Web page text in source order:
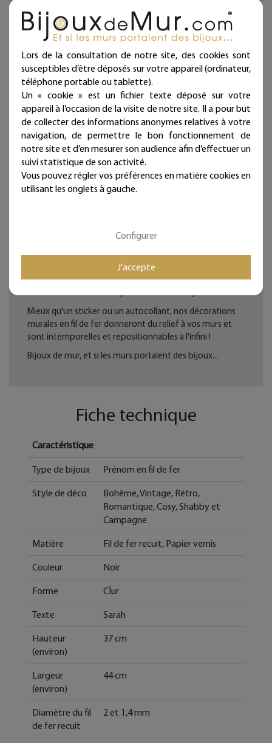
fera une jolie déco originale pour égayer le mur d'une
chambre d'enfant ou de bébé ou en guise de plaque de
porte.
Idée cadeau artisanale, attentionnée et pleine de
tendresse et de douceur à offrir à l'occasion d'une
naissance, d'un baptême ou d'un anniversaire !
Décoration d'intérieur en fil de fer recuit noir façonnée à
la main dans notre atelier.
Fabrication française. Artisanat d'art.
Chaque bijou de mur est présenté dans une jolie
pochette prête à offrir et qui atteste sa fabrication
artisanale et française !
(noir mat diamètre 11 mm - longueur 11 mm)
Ces articles sont réservés à la décoration d'intérieur.
Tous les Bijoux de Mur sont traités anticorrosion.
Mieux qu'un sticker ou un autocollant, nos décorations
murales en fil de fer donneront du relief à vos murs et
sont intemporelles et repositionnables à l'infini !
Bijoux de mur, et si les murs portaient des bijoux...
Fiche technique
Caractéristique
Type de bijoux Prénom en fil de fer
Style de déco
Bohême, Vintage, Rétro,
Romantique, Cosy, Shabby et
Campagne
Matière Fil de fer recuit, Papier vernis
Couleur Noir
Forme CÏur
Texte Sarah
Hauteur
(environ)
37 cm
Largeur
(environ)
44 cm
Diamètre du fil
de fer recuit
2 et 1,4 mm
Lors de la consultation de notre site, des cookies sont
susceptibles d’être déposés sur votre appareil (ordinateur,
téléphone portable ou tablette).
Un « cookie » est un fichier texte déposé sur votre
appareil à l’occasion de la visite de notre site. Il a pour but
de collecter des informations anonymes relatives à votre
navigation, de permettre le bon fonctionnement de
notre site et d’en mesurer son audience afin d’effectuer un
suivi statistique de son activité.
Vous pouvez régler vos préférences en matière cookies en
utilisant les onglets à gauche.
Configurer
J'accepte